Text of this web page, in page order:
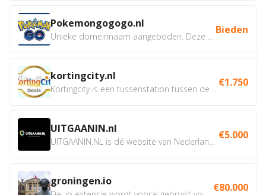
Pokemongogogo.nl Bieden
kortingcity.nl €1.750
UITGAANIN.nl €5.000
groningen.io €80.000